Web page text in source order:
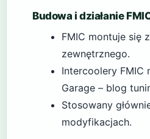
Budowa i działanie
FMIC montuje się
zewnętrznego.
Intercoolery FMIC
Garage – blog
Stosowany
modyfikacjach.